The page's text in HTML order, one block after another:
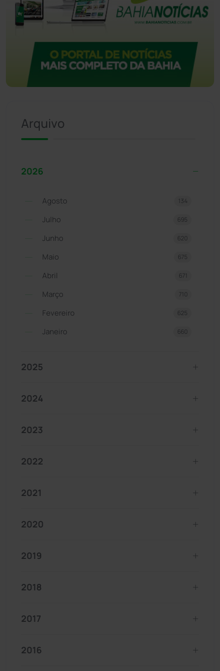
Arquivo
2026
Agosto 134
Julho 695
Junho 620
Maio 675
Abril 671
Março 710
Fevereiro 625
Janeiro 660
2025
2024
2023
2022
2021
2020
2019
2018
2017
2016